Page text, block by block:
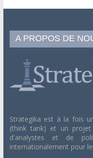
A PROPOS DE
Strategika est à la fois
(think tank) et un projet
d'analystes et de
internationalement pour